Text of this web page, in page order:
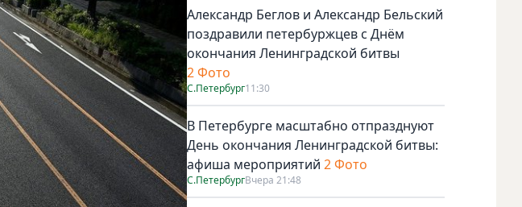
Александр Беглов и Александр Бельский
поздравили петербуржцев с Днём
окончания Ленинградской битвы
2 Фото
С.Петербург11:30
В Петербурге масштабно отпразднуют
День окончания Ленинградской битвы:
афиша мероприятий 2 Фото
С.ПетербургВчера 21:48